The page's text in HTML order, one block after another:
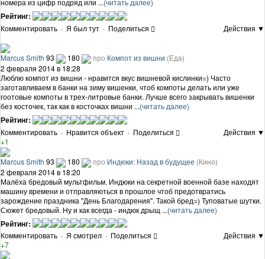
номера из цифр подряд или ...(читать далее)
Рейтинг:
Комментировать · Я был тут · Поделиться Действия ▼
Marcus Smith 93 180 про Компот из вишни (Еда)
2 февраля 2014 в 18:28
Люблю компот из вишни - нравится вкус вишневой кислинки=) Часто
заготавливаем в банки на зиму вишенки, чтоб компоты делать или уже
гоотовые компоты в трех-литровые банки. Лучше всего закрывать вишенки
без косточек, так как в косточках вишни ...(читать далее)
Рейтинг:
Комментировать · Нравится объект · Поделиться
Действия ▼
+1
Marcus Smith 93 180 про Индюки: Назад в будущее (Кино)
2 февраля 2014 в 18:20
Малёха бредовый мультфильм. Индюки на секретной военной базе находят
машину времени и отправляються в прошлое чтоб предотвратись
зарождение праздника "День Благодарения". Такой бред=) Туповатые шутки.
Сюжет бредовый. Ну и как всегда - индюк дрыщ ...(читать далее)
Рейтинг:
Комментировать · Я смотрел · Поделиться
Действия ▼
+7